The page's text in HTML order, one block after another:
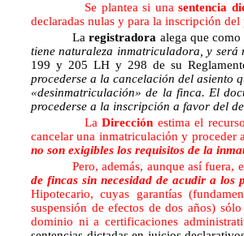
Se plantea si una sentencia
declaradas nulas y para la inscripción
Laregistradora alega que
tiene naturaleza inmatriculadora, y
199 y 205 LH y 298 de su
procederse a la cancelación del asiento
«desinmatriculación» de la finca. El
procederse a la inscripción a favor del
LaDirección estima el
cancelar una inmatriculación y proceder
no son exigibles los requisitos de la
Pero, además, aunque así fuera, es
de fincas sin necesidad de acudir a los
Hipotecario, cuyas garantías
suspensión de efectos de dos años)
dominio ni a certificaciones